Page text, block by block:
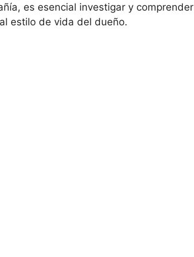
es esencial investigar y
estilo de vida del dueño.